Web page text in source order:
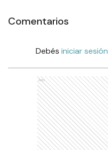
Comentarios
Debés iniciar sesión
Ads